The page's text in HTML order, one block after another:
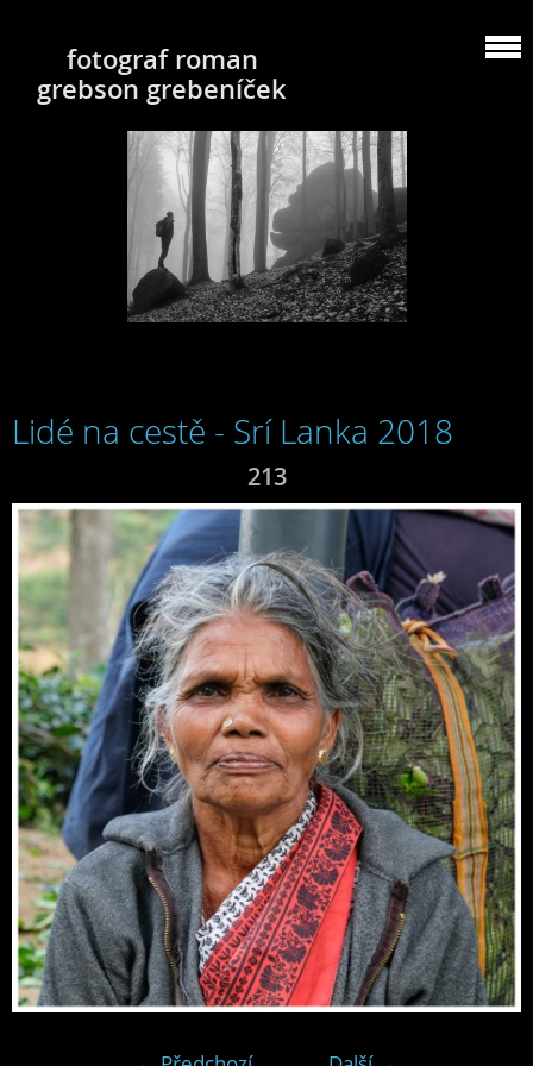
fotograf roman
grebson grebeníček
Lidé na cestě - Srí Lanka 2018
213